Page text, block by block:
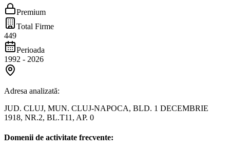
Premium
Total Firme
449
Perioada
1992 - 2026
Adresa analizată:
JUD. CLUJ, MUN. CLUJ-NAPOCA, BLD. 1 DECEMBRIE
1918, NR.2, BL.T11, AP. 0
Domenii de activitate frecvente: